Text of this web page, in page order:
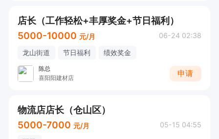
店长（工作轻松+丰厚奖金+节日福利）
5000-10000 元/月 06-24 02:38
龙山街道 节日福利 绩效奖金
陈总
喜阳阳建材店
申请
物流店店长（仓山区）
5000-7000 元/月 05-15 04:55